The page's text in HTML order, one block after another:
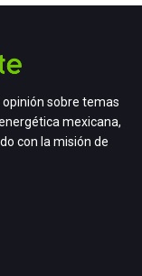
opinión sobre temas
mexicana,
con la misión de